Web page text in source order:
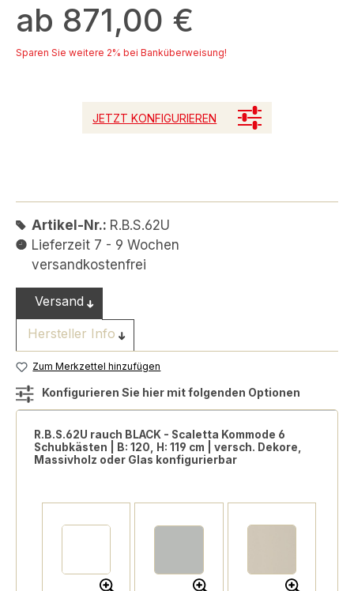
ab 871,00 €
Sparen Sie weitere 2% bei Banküberweisung!
JETZT KONFIGURIEREN
Artikel-Nr.: R.B.S.62U
Lieferzeit 7 - 9 Wochen
versandkostenfrei
Versand
Hersteller Info
Zum Merkzettel hinzufügen
Konfigurieren Sie hier mit folgenden Optionen
R.B.S.62U rauch BLACK - Scaletta Kommode 6
Schubkästen | B: 120, H: 119 cm | versch. Dekore,
Massivholz oder Glas konfigurierbar